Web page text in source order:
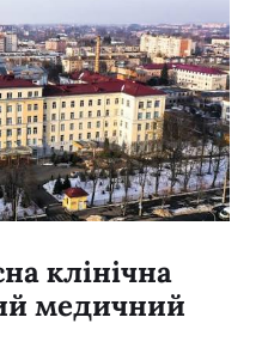
клінічна
медичний